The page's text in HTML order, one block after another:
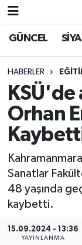
GÜNCEL
HABERLER
KSÜ'de
Orhan
Sanatlar
48 yaşında
kaybetti.
15.09.2024 - 13:36
YAYINLANMA
GÜNCEL
SİYASET
EKONOMİ
SPOR
YAŞAM
SAĞLIK
Nöbetçi
Hava
Trafik
Süper Lig
Tüm
Son